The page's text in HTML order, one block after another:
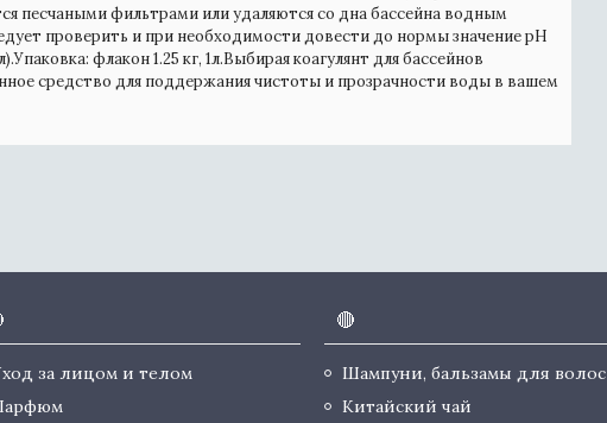
песчаными фильтрами или удаляются со дна бассейна водным
проверить и при необходимости довести до нормы значение pH
флакон 1.25 кг, 1л.Выбирая коагулянт для бассейнов
средство для поддержания чистоты и прозрачности воды в вашем
за лицом и телом
🔴
Шампуни, бальзамы для волос
Китайский чай